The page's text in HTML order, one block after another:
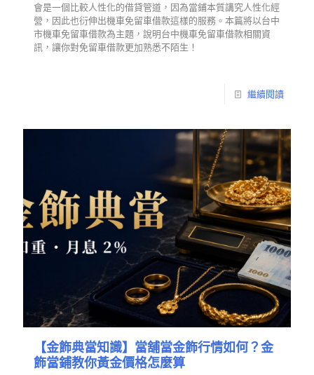
會是一個比較人性化的借貸管道，因為當鋪本質講究人性化經
營，因此也衍伸出機車免留車借款這樣的服務。本篇將以台中
市機車免留車借款為主題，說明台中機車免留車借款相關資
訊，讓你對免留車借款更加熟悉不陌生！
繼續閱讀
【金飾典當知識】當舖當金飾行情如何？金
飾當鋪教你黃金價格怎麼算